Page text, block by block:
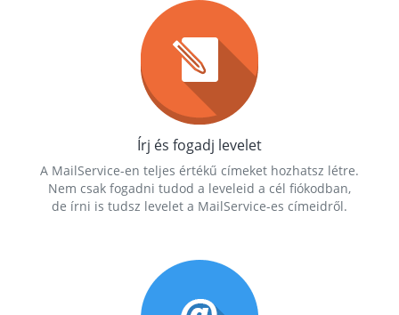
Írj és fogadj levelet
A MailService-en teljes értékű címeket hozhatsz létre.
Nem csak fogadni tudod a leveleid a cél fiókodban,
de írni is tudsz levelet a MailService-es címeidről.